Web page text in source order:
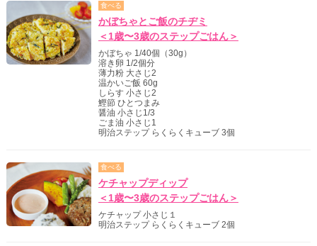
食べる
かぼちゃとご飯のチヂミ
＜1歳〜3歳のステップごはん＞
かぼちゃ 1/40個（30g）
溶き卵 1/2個分
薄力粉 大さじ2
温かいご飯 60g
しらす 小さじ2
鰹節 ひとつまみ
醤油 小さじ1/3
ごま油 小さじ1
明治ステップ らくらくキューブ 3個
食べる
ケチャップディップ
＜1歳〜3歳のステップごはん＞
ケチャップ 小さじ１
明治ステップ らくらくキューブ 2個